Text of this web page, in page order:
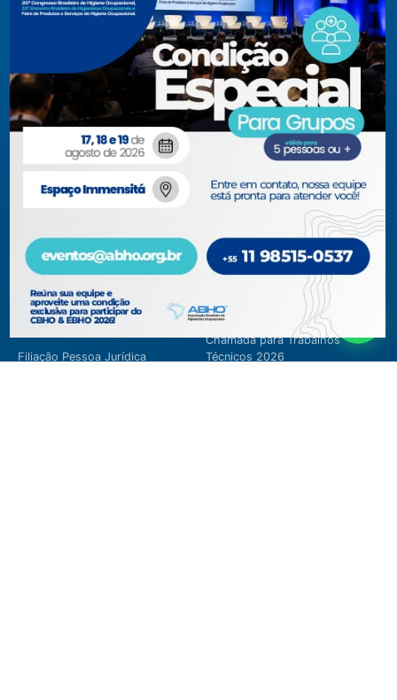
Acesso rápido
ABHO
Diretoria, Conselhos, Comitês e
Regionais
Documentos Institucionais
Membros
Membros Certificados
Parceiros 2026
Seja Membro
Filiação Pessoa Física
Filiação Pessoa Jurídica
Conteúdos Técnicos
Artigos Técnicos
Blog
Revistas
CBHO&EBHO 2026
CBHO&EBHO 2026
Chamada para Trabalhos
Técnicos 2026